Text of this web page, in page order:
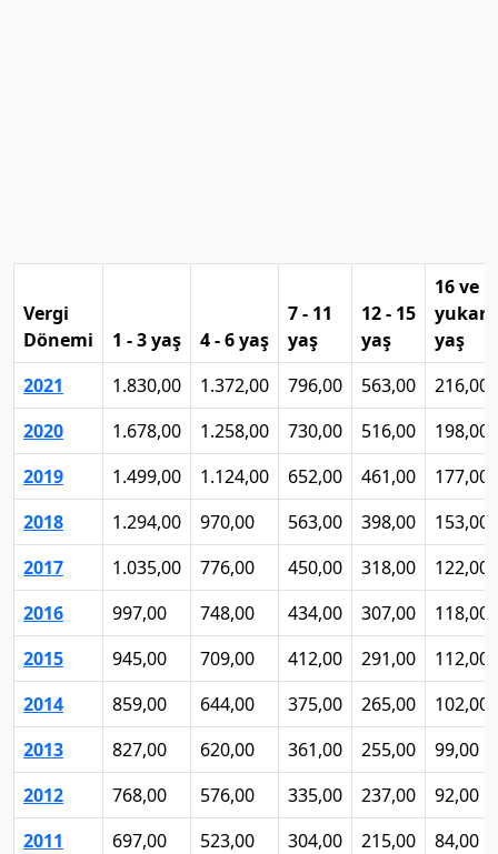
Vergi
Dönemi
1 - 3 yaş 4 - 6 yaş
7 - 11
yaş
12 - 15
yaş
16 ve
yukarı
yaş
2021
1.830,00 1.372,00 796,00 563,00
216,00
2020
1.678,00 1.258,00 730,00 516,00
198,00
2019
1.499,00 1.124,00 652,00 461,00
177,00
2018
1.294,00 970,00 563,00 398,00
153,00
2017
1.035,00 776,00 450,00 318,00
122,00
2016
997,00 748,00 434,00 307,00
118,00
2015
945,00 709,00 412,00 291,00
112,00
2014
859,00 644,00 375,00 265,00
102,00
2013
827,00 620,00 361,00 255,00
99,00
2012
768,00 576,00 335,00 237,00
92,00
2011
697,00 523,00 304,00 215,00
84,00